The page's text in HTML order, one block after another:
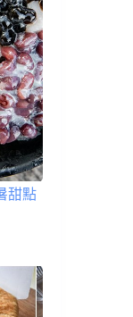
甜點